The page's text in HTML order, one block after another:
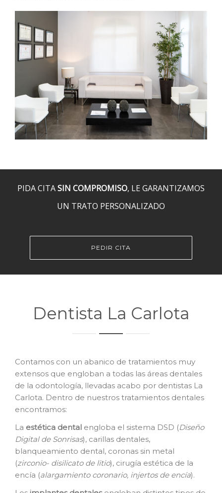
PIDA CITASIN COMPROMISO, LE GARANTIZAMOS
UN TRATO PERSONALIZADO
PEDIR CITA
Dentista La Carlota
Contamos con un abanico de tratamientos muy
extensos que engloban a todas las áreas dentales
de la odontología, llevadas acabo por dentistas La
Carlota. Dentro de nuestros tratamientos dentales
encontramos:
La estética dental engloba el sistema DSD (Diseño
Digital de Sonrisas), carillas dentales,
blanqueamiento dental, coronas sin metal
(zirconio- disilicato de litio), cirugía estética de la
encía (alargamiento coronario, injertos de encía).